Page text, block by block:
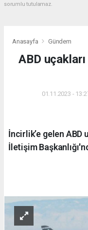
sorumlu tutulamaz.
Anasayfa Gündem
ABD
01.11.2023 -
İncirlik’e gelen ABD
İletişim